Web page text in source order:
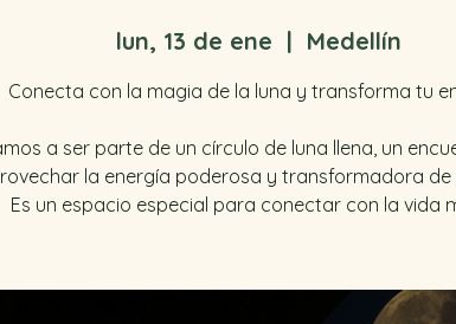
lun, 13 de ene
  |
Medellín
Conecta con la magia de la luna y transforma tu
a ser parte de un círculo de luna llena, un
la energía poderosa y transformadora de
Es un espacio especial para conectar con la vida